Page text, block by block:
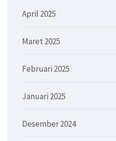
April 2025
Maret 2025
Februari 2025
Januari 2025
Desember 2024